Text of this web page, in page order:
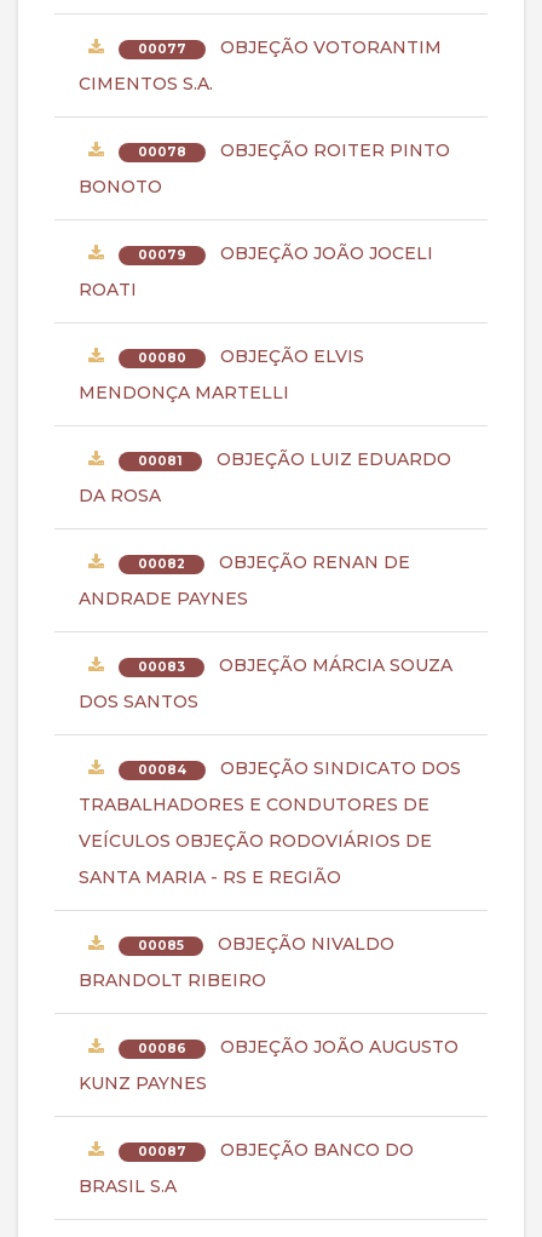
00077
OBJEÇÃO VOTORANTIM
CIMENTOS S.A.
00078
OBJEÇÃO ROITER PINTO
BONOTO
00079
OBJEÇÃO JOÃO JOCELI
ROATI
00080
OBJEÇÃO ELVIS
MENDONÇA MARTELLI
00081
OBJEÇÃO LUIZ EDUARDO
DA ROSA
00082
OBJEÇÃO RENAN DE
ANDRADE PAYNES
00083
OBJEÇÃO MÁRCIA SOUZA
DOS SANTOS
00084
OBJEÇÃO SINDICATO DOS
TRABALHADORES E CONDUTORES DE
VEÍCULOS OBJEÇÃO RODOVIÁRIOS DE
SANTA MARIA - RS E REGIÃO
00085
OBJEÇÃO NIVALDO
BRANDOLT RIBEIRO
00086
OBJEÇÃO JOÃO AUGUSTO
KUNZ PAYNES
00087
OBJEÇÃO BANCO DO
BRASIL S.A